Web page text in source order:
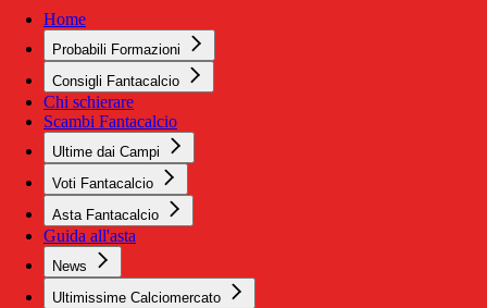
Home
Probabili Formazioni
Consigli Fantacalcio
Chi schierare
Scambi Fantacalcio
Ultime dai Campi
Voti Fantacalcio
Asta Fantacalcio
Guida all'asta
News
Ultimissime Calciomercato